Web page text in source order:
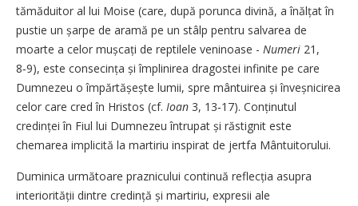
tămăduitor al lui Moise (care, după porunca divină, a înălțat în
pustie un șarpe de aramă pe un stâlp pentru salvarea de
moarte a celor mușcați de reptilele veninoase - Numeri 21,
8‑9), este consecința și împlinirea dragostei infinite pe care
Dumnezeu o împărtășește lumii, spre mântuirea și înveșnicirea
celor care cred în Hristos (cf. Ioan 3, 13‑17). Conținutul
credinței în Fiul lui Dumnezeu întrupat și răstignit este
chemarea implicită la martiriu inspirat de jertfa Mântuitorului.
Duminica următoare praznicului continuă reflecția asupra
interiorității dintre credință și martiriu, expresii ale